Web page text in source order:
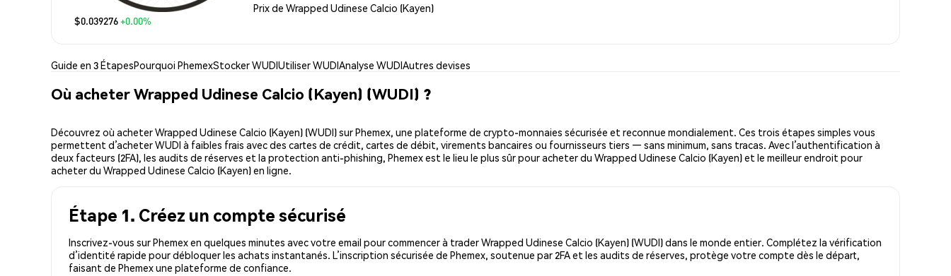
Prix de Wrapped Udinese Calcio (Kayen)
$0.039276+0.00%
Guide en 3 ÉtapesPourquoi PhemexStocker WUDIUtiliser WUDIAnalyse WUDIAutres devises
Où acheter Wrapped Udinese Calcio (Kayen) (WUDI) ?
Découvrez où acheter Wrapped Udinese Calcio (Kayen) (WUDI) sur Phemex, une plateforme de crypto-monnaies sécurisée et reconnue mondialement. Ces trois étapes simples vous
permettent d’acheter WUDI à faibles frais avec des cartes de crédit, cartes de débit, virements bancaires ou fournisseurs tiers — sans minimum, sans tracas. Avec l’authentification à
deux facteurs (2FA), les audits de réserves et la protection anti-phishing, Phemex est le lieu le plus sûr pour acheter du Wrapped Udinese Calcio (Kayen) et le meilleur endroit pour
acheter du Wrapped Udinese Calcio (Kayen) en ligne.
Étape 1. Créez un compte sécurisé
Inscrivez-vous sur Phemex en quelques minutes avec votre email pour commencer à trader Wrapped Udinese Calcio (Kayen) (WUDI) dans le monde entier. Complétez la vérification
d’identité rapide pour débloquer les achats instantanés. L’inscription sécurisée de Phemex, soutenue par 2FA et les audits de réserves, protège votre compte dès le départ,
faisant de Phemex une plateforme de confiance.